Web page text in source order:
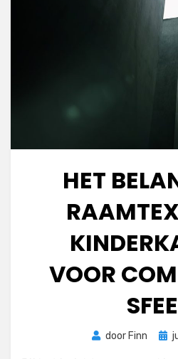
HET
VOOR
door Finn